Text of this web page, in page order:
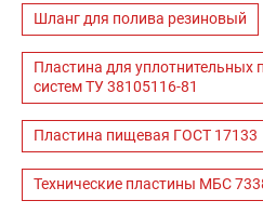
Шланг для полива резиновый
Пластина для уплотнительных
систем ТУ 38105116-81
Пластина пищевая ГОСТ 17133
Технические пластины МБС